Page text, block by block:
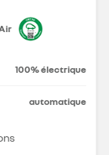
100% électrique
automatique